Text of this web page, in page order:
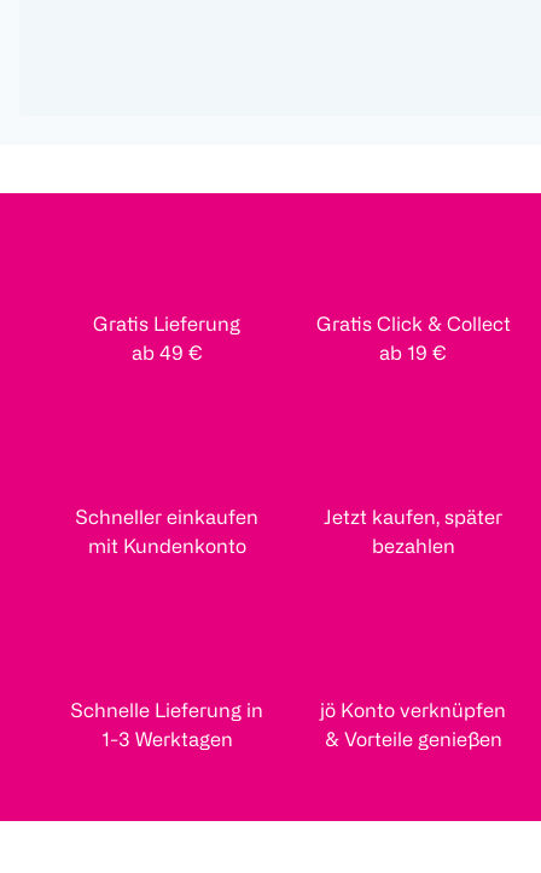
Gratis Lieferung
ab 49 €
Gratis Click & Collect
ab 19 €
Schneller einkaufen
mit Kundenkonto
Jetzt kaufen, später
bezahlen
Schnelle Lieferung in
1-3 Werktagen
jö Konto verknüpfen
& Vorteile genießen